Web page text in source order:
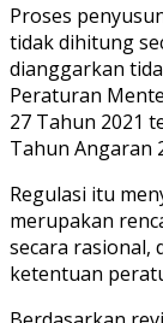
Proses
tidak dihitung
dianggarkan
Peraturan
27 Tahun 2021
Tahun Angaran
Regulasi itu
merupakan
secara rasional,
ketentuan